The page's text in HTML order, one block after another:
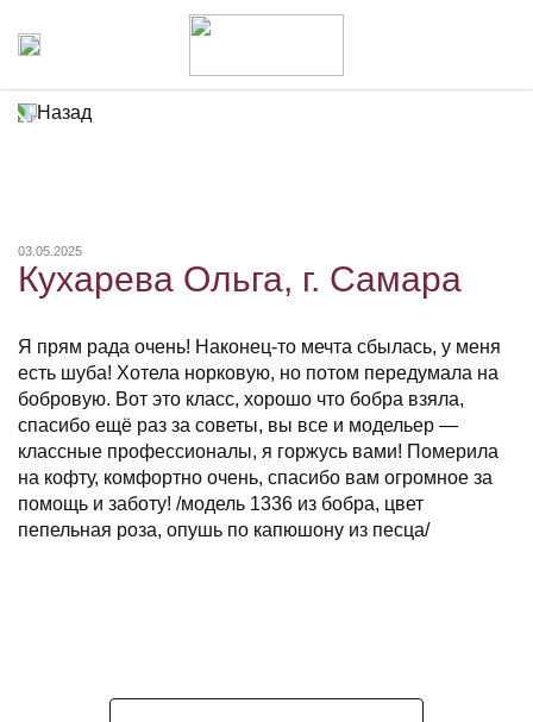
Назад
03.05.2025
Кухарева Ольга, г. Самара
Я прям рада очень! Наконец-то мечта сбылась, у меня
есть шуба! Хотела норковую, но потом передумала на
бобровую. Вот это класс, хорошо что бобра взяла,
спасибо ещё раз за советы, вы все и модельер —
классные профессионалы, я горжусь вами! Померила
на кофту, комфортно очень, спасибо вам огромное за
помощь и заботу! /модель 1336 из бобра, цвет
пепельная роза, опушь по капюшону из песца/